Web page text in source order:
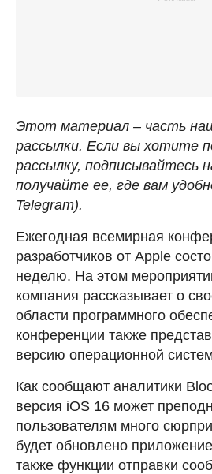
Этот материал – часть
рассылки. Если вы хотите
рассылку, подписывайтесь
получайте ее, где вам
Telegram).
Ежегодная всемирная
разработчиков от Apple
неделю. На этом
компания рассказывает о
области программного
конференции также
версию операционной
Как сообщают аналитики
версия iOS 16 может
пользователям много
будет обновлено
также функции отправки